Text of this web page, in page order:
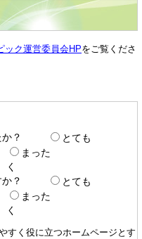
ック運営委員会HPをご覧くださ
？
とても
まった
く
？
とても
まった
く
すく役に立つホームページとす